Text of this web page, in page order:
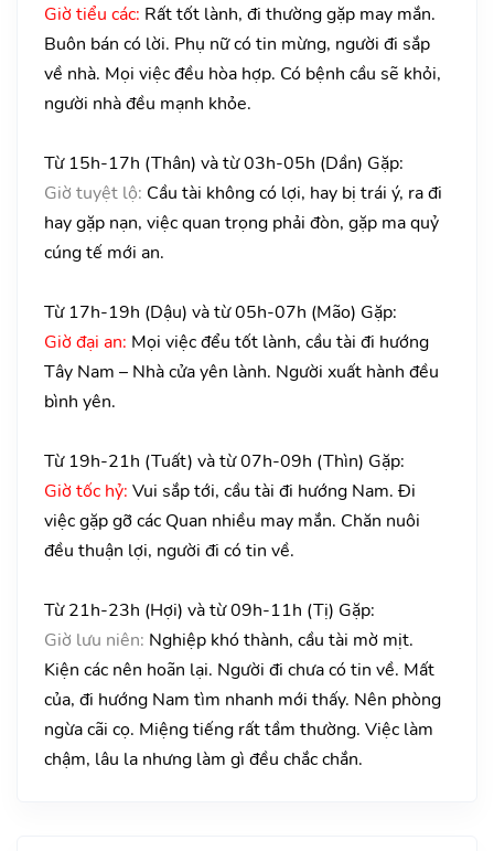
Giờ tiểu các: Rất tốt lành, đi thường gặp may mắn.
Buôn bán có lời. Phụ nữ có tin mừng, người đi sắp
về nhà. Mọi việc đều hòa hợp. Có bệnh cầu sẽ khỏi,
người nhà đều mạnh khỏe.
Từ 15h-17h (Thân) và từ 03h-05h (Dần) Gặp:
Giờ tuyệt lộ: Cầu tài không có lợi, hay bị trái ý, ra đi
hay gặp nạn, việc quan trọng phải đòn, gặp ma quỷ
cúng tế mới an.
Từ 17h-19h (Dậu) và từ 05h-07h (Mão) Gặp:
Giờ đại an: Mọi việc đểu tốt lành, cầu tài đi hướng
Tây Nam – Nhà cửa yên lành. Người xuất hành đều
bình yên.
Từ 19h-21h (Tuất) và từ 07h-09h (Thìn) Gặp:
Giờ tốc hỷ: Vui sắp tới, cầu tài đi hướng Nam. Đi
việc gặp gỡ các Quan nhiều may mắn. Chăn nuôi
đều thuận lợi, người đi có tin về.
Từ 21h-23h (Hợi) và từ 09h-11h (Tị) Gặp:
Giờ lưu niên: Nghiệp khó thành, cầu tài mờ mịt.
Kiện các nên hoãn lại. Người đi chưa có tin về. Mất
của, đi hướng Nam tìm nhanh mới thấy. Nên phòng
ngừa cãi cọ. Miệng tiếng rất tầm thường. Việc làm
chậm, lâu la nhưng làm gì đều chắc chắn.